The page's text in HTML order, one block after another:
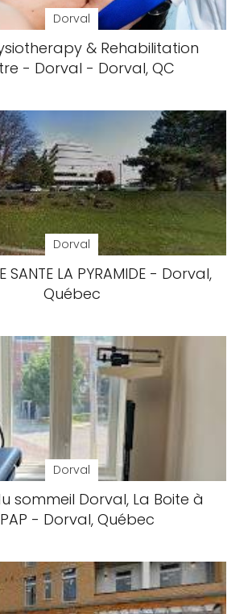
Dorval
& Rehabilitation
- Dorval - Dorval, QC
Dorval
SANTE LA PYRAMIDE - Dorval,
Québec
Dorval
sommeil Dorval, La Boite à
- Dorval, Québec